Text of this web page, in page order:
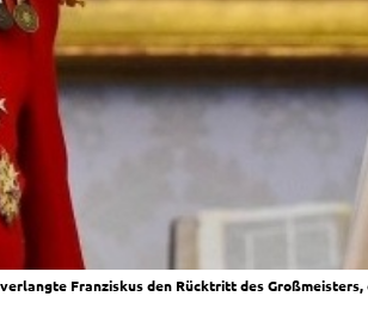
Franziskus den Rücktritt des